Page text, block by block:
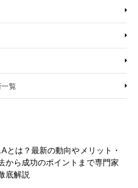
一覧
とは？最新の動向やメリット・
から成功のポイントまで専門家
底解説